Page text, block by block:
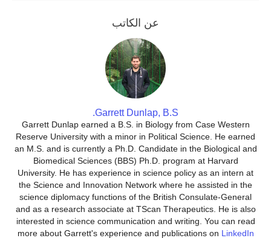
عن الكاتب
Garrett Dunlap, B.S.
Garrett Dunlap earned a B.S. in Biology from Case Western
Reserve University with a minor in Political Science. He earned
an M.S. and is currently a Ph.D. Candidate in the Biological and
Biomedical Sciences (BBS) Ph.D. program at Harvard
University. He has experience in science policy as an intern at
the Science and Innovation Network where he assisted in the
science diplomacy functions of the British Consulate-General
and as a research associate at TScan Therapeutics. He is also
interested in science communication and writing. You can read
more about Garrett's experience and publications on LinkedIn